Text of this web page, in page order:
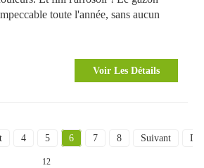
toute l'année, sans aucun
Voir Les Détails
4 5 6 7 8 Suivant
12